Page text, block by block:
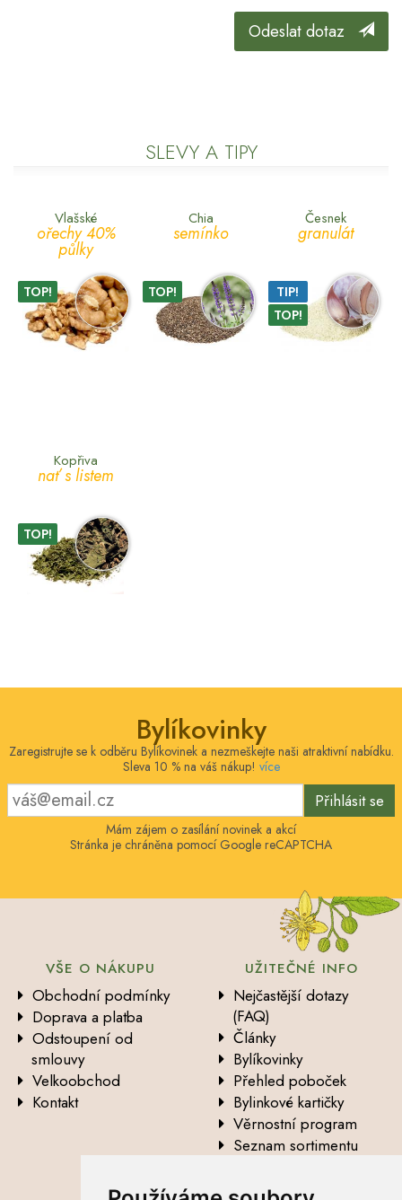
Odeslat dotaz
SLEVY A TIPY
Vlašské
ořechy 40%
půlky
TOP!
Chia
semínko
TOP!
Česnek
granulát
TIP!
TOP!
Kopřiva
nať s listem
TOP!
Bylíkovinky
Zaregistrujte se k odběru Bylíkovinek a nezmeškejte naši atraktivní nabídku.
Sleva 10 % na váš nákup! více
Přihlásit se
Mám zájem o zasílání novinek a akcí
Stránka je chráněna pomocí Google reCAPTCHA
VŠE O NÁKUPU
Obchodní podmínky
Doprava a platba
Odstoupení od
smlouvy
Velkoobchod
Kontakt
UŽITEČNÉ INFO
Nejčastější dotazy
(FAQ)
Články
Bylíkovinky
Přehled poboček
Bylinkové kartičky
Věrnostní program
Seznam sortimentu
údajů